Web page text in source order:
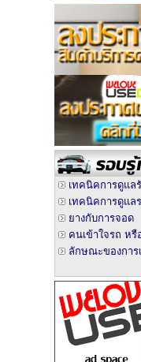
เทคนิคการดูแล
เทคนิคการดูแล
ยางกับการจอด
คนเข้าใจรถ หรื
ลักษณะของการ